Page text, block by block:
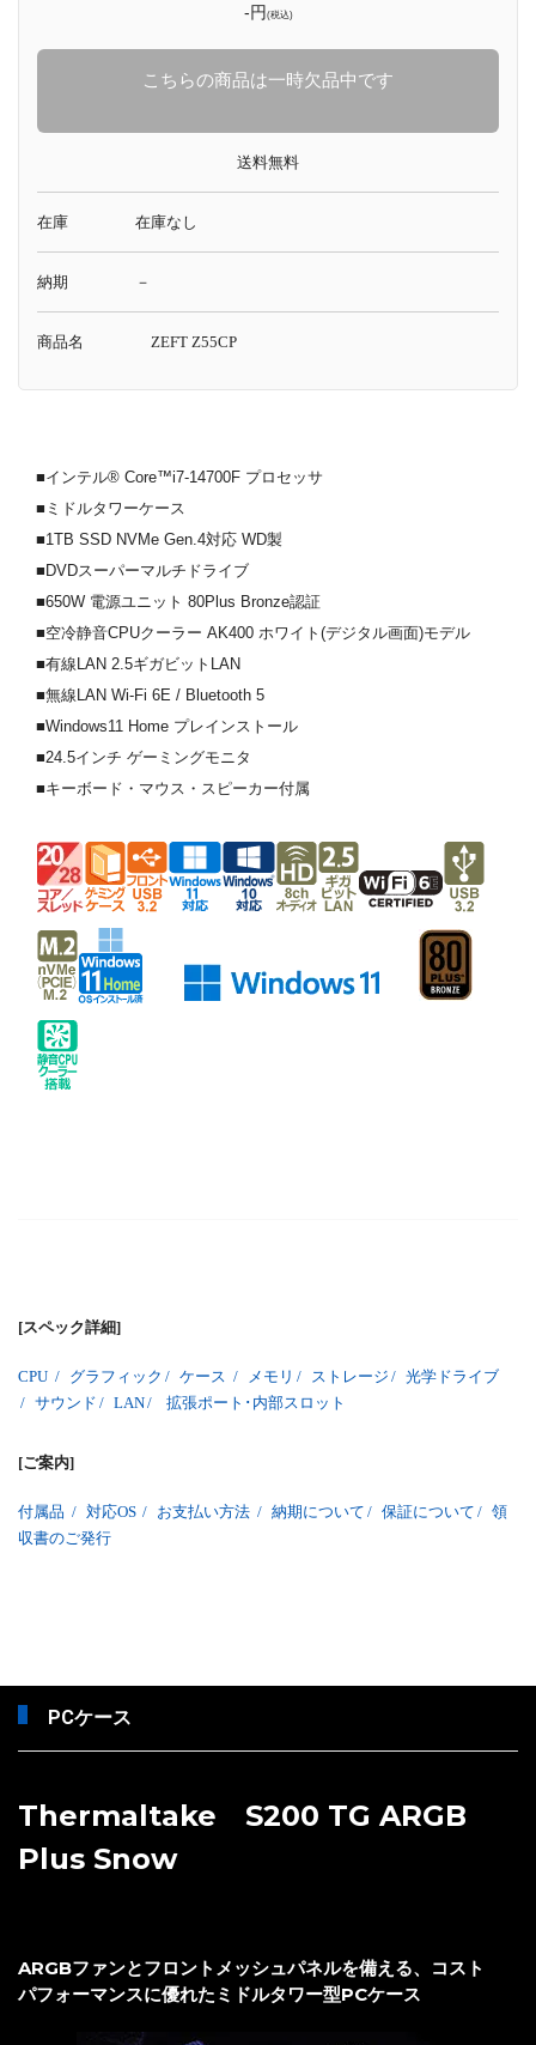
-円(税込)
こちらの商品は一時欠品中です
送料無料
在庫 在庫なし
納期 －
商品名 ZEFT Z55CP
■インテル® Core™i7-14700F プロセッサ
■ミドルタワーケース
■1TB SSD NVMe Gen.4対応 WD製
■DVDスーパーマルチドライブ
■650W 電源ユニット 80Plus Bronze認証
■空冷静音CPUクーラー AK400 ホワイト(デジタル画面)モデル
■有線LAN 2.5ギガビットLAN
■無線LAN Wi-Fi 6E / Bluetooth 5
■Windows11 Home プレインストール
■24.5インチ ゲーミングモニタ
■キーボード・マウス・スピーカー付属
[スペック詳細]
CPU / グラフィック / ケース / メモリ / ストレージ / 光学ドライブ
/ サウンド / LAN/ 拡張ポート･内部スロット
[ご案内]
付属品 / 対応OS / お支払い方法 / 納期について / 保証について / 領
収書のご発行
PCケース
Thermaltake S200 TG ARGB
Plus Snow
ARGBファンとフロントメッシュパネルを備える、コスト
パフォーマンスに優れたミドルタワー型PCケース